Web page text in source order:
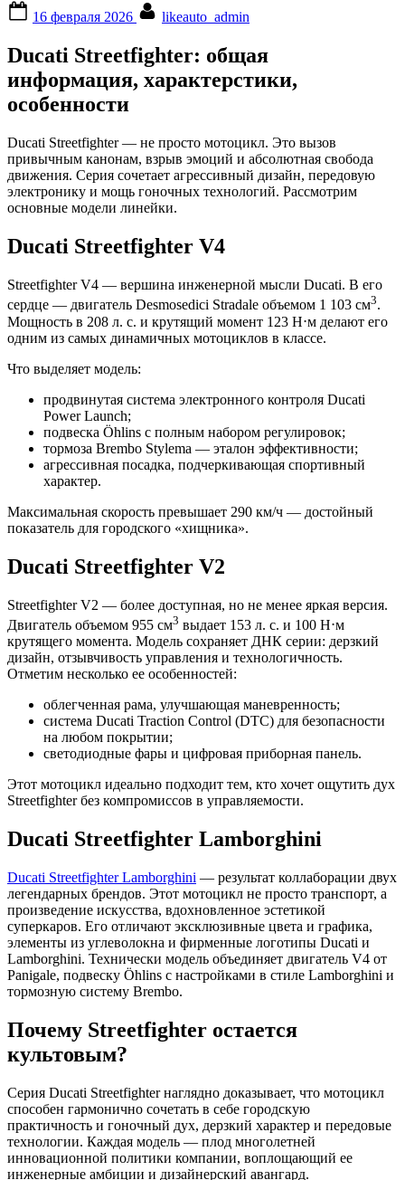
on
16 февраля 2026 likeauto_admin
Ducati Streetfighter: общая
информация, характерстики,
особенности
Ducati Streetfighter — не просто мотоцикл. Это вызов
привычным канонам, взрыв эмоций и абсолютная свобода
движения. Серия сочетает агрессивный дизайн, передовую
электронику и мощь гоночных технологий. Рассмотрим
основные модели линейки.
Ducati Streetfighter V4
Streetfighter V4 — вершина инженерной мысли Ducati. В его
сердце — двигатель Desmosedici Stradale объемом 1 103 см3.
Мощность в 208 л. с. и крутящий момент 123 Н⋅м делают его
одним из самых динамичных мотоциклов в классе.
Что выделяет модель:
продвинутая система электронного контроля Ducati
Power Launch;
подвеска Öhlins с полным набором регулировок;
тормоза Brembo Stylema — эталон эффективности;
агрессивная посадка, подчеркивающая спортивный
характер.
Максимальная скорость превышает 290 км/ч — достойный
показатель для городского «хищника».
Ducati Streetfighter V2
Streetfighter V2 — более доступная, но не менее яркая версия.
Двигатель объемом 955 см3 выдает 153 л. с. и 100 Н⋅м
крутящего момента. Модель сохраняет ДНК серии: дерзкий
дизайн, отзывчивость управления и технологичность.
Отметим несколько ее особенностей:
облегченная рама, улучшающая маневренность;
система Ducati Traction Control (DTC) для безопасности
на любом покрытии;
светодиодные фары и цифровая приборная панель.
Этот мотоцикл идеально подходит тем, кто хочет ощутить дух
Streetfighter без компромиссов в управляемости.
Ducati Streetfighter Lamborghini
Ducati Streetfighter Lamborghini — результат коллаборации двух
легендарных брендов. Этот мотоцикл не просто транспорт, а
произведение искусства, вдохновленное эстетикой
суперкаров. Его отличают эксклюзивные цвета и графика,
элементы из углеволокна и фирменные логотипы Ducati и
Lamborghini. Технически модель объединяет двигатель V4 от
Panigale, подвеску Öhlins с настройками в стиле Lamborghini и
тормозную систему Brembo.
Почему Streetfighter остается
культовым?
Серия Ducati Streetfighter наглядно доказывает, что мотоцикл
способен гармонично сочетать в себе городскую
практичность и гоночный дух, дерзкий характер и передовые
технологии. Каждая модель — плод многолетней
инновационной политики компании, воплощающий ее
инженерные амбиции и дизайнерский авангард.